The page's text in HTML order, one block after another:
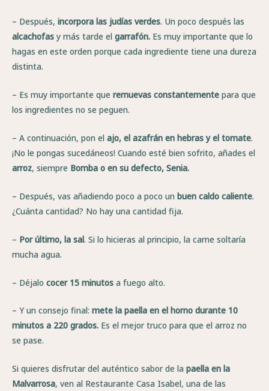
– Después, incorpora las judías verdes. Un poco después las
alcachofas y más tarde el garrafón. Es muy importante que lo
hagas en este orden porque cada ingrediente tiene una dureza
distinta.
– Es muy importante que remuevas constantemente para que
los ingredientes no se peguen.
– A continuación, pon el ajo, el azafrán en hebras y el tomate.
¡No le pongas sucedáneos! Cuando esté bien sofrito, añades el
arroz, siempre Bomba o en su defecto, Senia.
– Después, vas añadiendo poco a poco un buen caldo caliente.
¿Cuánta cantidad? No hay una cantidad fija.
– Por último, la sal. Si lo hicieras al principio, la carne soltaría
mucha agua.
– Déjalo cocer 15 minutos a fuego alto.
– Y un consejo final: mete la paella en el horno durante 10
minutos a 220 grados. Es el mejor truco para que el arroz no
se pase.
Si quieres disfrutar del auténtico sabor de la paella en la
Malvarrosa, ven al Restaurante Casa Isabel, una de las